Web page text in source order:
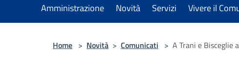
Amministrazione Novità Servizi Vivere il
Home > Novità > Comunicati > A Trani e Bisceglie